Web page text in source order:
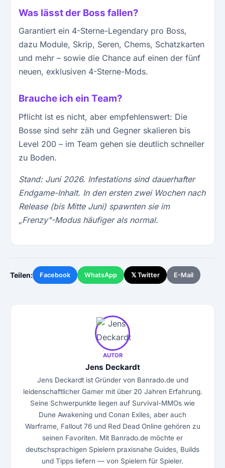
Was lässt der Boss fallen?
Garantiert ein 4-Sterne-Legendary pro Boss,
dazu Module, Skrip, Seren, Chems, Schatzkarten
und mehr – sowie die Chance auf einen der fünf
neuen, exklusiven 4-Sterne-Mods.
Brauche ich ein Team?
Pflicht ist es nicht, aber empfehlenswert: Die
Bosse sind sehr zäh und Gegner skalieren bis
Level 200 – im Team gehen sie deutlich schneller
zu Boden.
Stand: Juni 2026. Infestations sind dauerhafter
Endgame-Inhalt. In den ersten zwei Wochen nach
Release (bis Mitte Juni) spawnten sie im
„Frenzy"-Modus häufiger als normal.
Teilen: Facebook WhatsApp 𝕏 Twitter E-Mail
AUTOR
Jens Deckardt
Jens Deckardt ist Gründer von Banrado.de und
leidenschaftlicher Gamer mit über 20 Jahren Erfahrung.
Seine Schwerpunkte liegen auf Survival-MMOs wie
Dune Awakening und Conan Exiles, aber auch
Warframe, Fallout 76 und Red Dead Online gehören zu
seinen Favoriten. Mit Banrado.de möchte er
deutschsprachigen Spielern praxisnahe Guides, Builds
und Tipps liefern — von Spielern für Spieler.